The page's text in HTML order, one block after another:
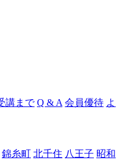
講まで Q & A 会員優待 よ
錦糸町 北千住 八王子 昭和